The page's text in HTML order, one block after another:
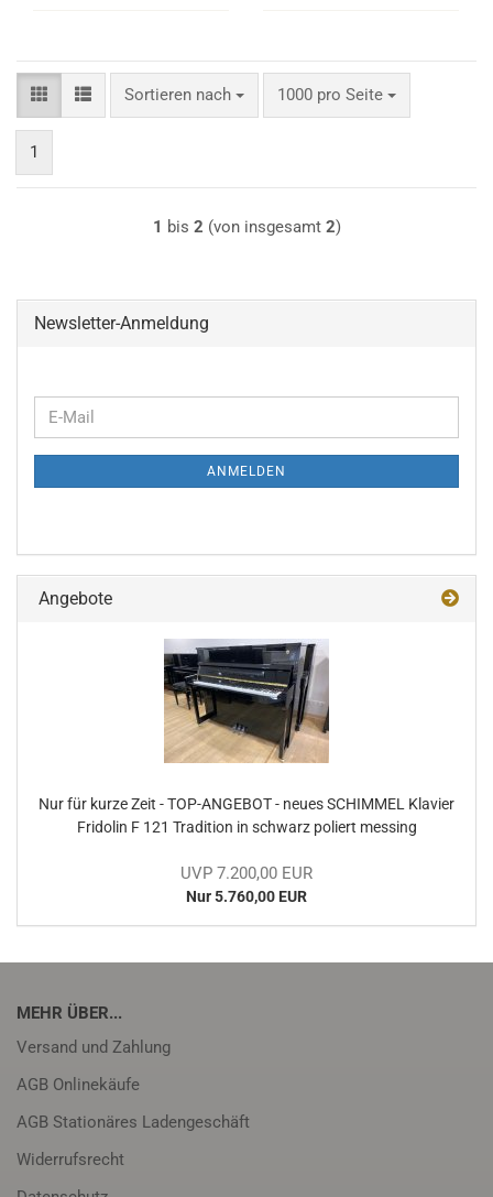
Sortieren nach
Sortieren nach 1000 pro Seite
pro Seite
1
1 bis 2 (von insgesamt 2)
Newsletter-Anmeldung
WEITER
ZUR
NEWSLETTER-
E-
Mail
ANMELDEN
Angebote
Nur für kurze Zeit - TOP-​AN­GE­BOT - neues SCHIM­MEL Kla­vier
Fri­do­lin F 121 Tra­di­ti­on in schwarz po­liert mes­sing
UVP 7.200,00 EUR
Nur 5.760,00 EUR
MEHR ÜBER...
Versand und Zahlung
AGB Onlinekäufe
AGB Stationäres Ladengeschäft
Widerrufsrecht